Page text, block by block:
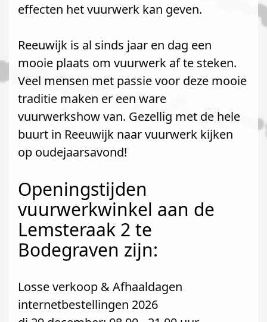
effecten het vuurwerk kan geven.
Reeuwijk is al sinds jaar en dag een
mooie plaats om vuurwerk af te steken.
Veel mensen met passie voor deze mooie
traditie maken er een ware
vuurwerkshow van. Gezellig met de hele
buurt in Reeuwijk naar vuurwerk kijken
op oudejaarsavond!
Openingstijden
vuurwerkwinkel aan de
Lemsteraak 2 te
Bodegraven zijn:
Losse verkoop & Afhaaldagen
internetbestellingen 2026